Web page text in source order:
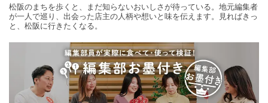
松阪のまちを歩くと、まだ知らないおいしさが待っている。地元編集者
が一人で巡り、出会った店主の人柄や想いと味を伝えます。見ればきっ
と、松阪に行きたくなる。